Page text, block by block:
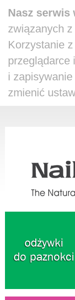
Nasz serwis
związanych
Korzystanie
przeglądarce
i
zmienić